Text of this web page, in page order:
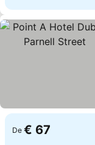
De € 67